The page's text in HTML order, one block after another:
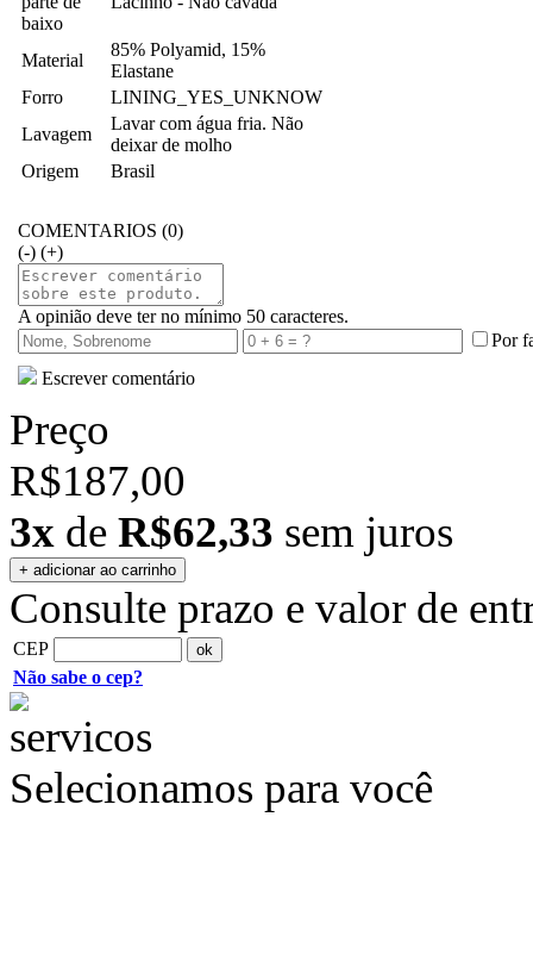
baixo
Material
85% Polyamid, 15%
Elastane
Forro
LINING_YES_UNKNOW
Lavagem
Lavar com água fria. Não
deixar de molho
Origem
Brasil
COMENTARIOS (0)
(-) (+)
A opinião deve ter no mínimo 50 caracteres.
Por
Escrever comentário
Preço
R$187,00
3x de R$62,33 sem juros
Consulte prazo e valor de
CEP
Não sabe o cep?
Selecionamos para você